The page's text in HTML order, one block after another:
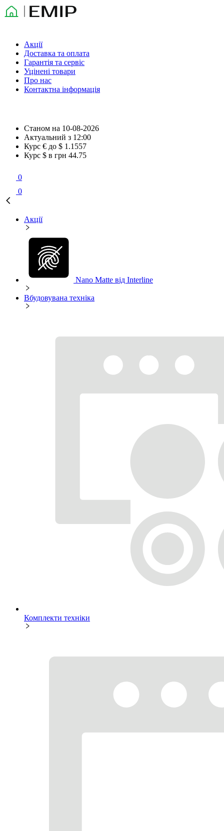
Акції
Доставка та оплата
Гарантія та сервіс
Уцінені товари
Про нас
Контактна інформація
Станом на 10-08-2026
Актуальний з 12:00
Курс € до $ 1.1557
Курс $ в грн 44.75
0
0
Акції
Nano Matte від Interline
Вбудовувана техніка
Комплекти техніки